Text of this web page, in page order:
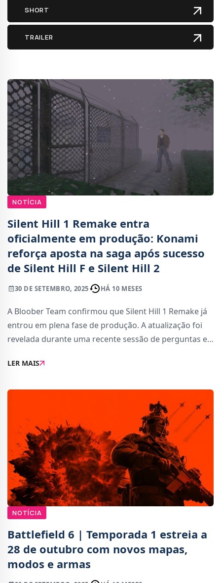
NOTÍCIA
Silent Hill 1 Remake entra
oficialmente em produção: Konami
reforça aposta na saga após sucesso
de Silent Hill F e Silent Hill 2
30 DE SETEMBRO, 2025 HÁ 10 MESES
A Bloober Team confirmou que Silent Hill 1 Remake já
entrou em plena fase de produção. A atualização foi
revelada durante uma recente sessão de perguntas e
abordou o desempenho da sua nova pro
LER MAIS
NOTÍCIA
Battlefield 6 | Temporada 1 estreia a
28 de outubro com novos mapas,
modos e armas
SHORT
TRAILER